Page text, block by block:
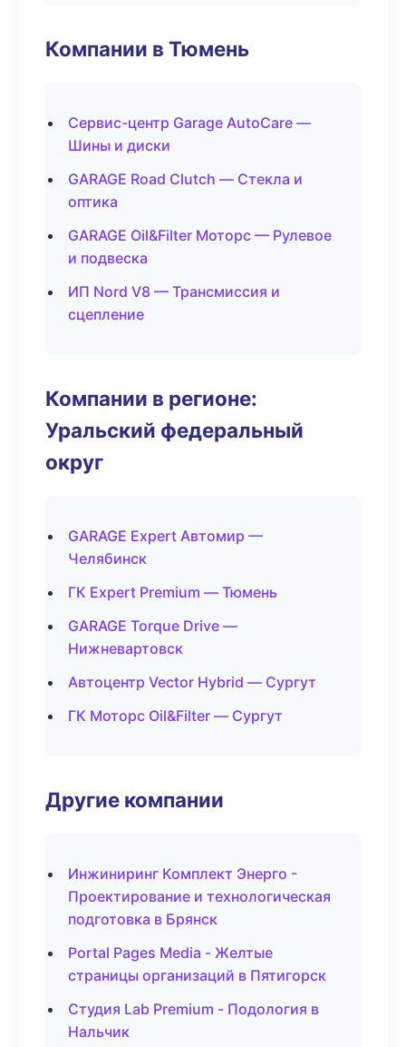
Компании в Тюмень
Сервис-центр Garage AutoCare —
Шины и диски
GARAGE Road Clutch — Стекла и
оптика
GARAGE Oil&Filter Моторс — Рулевое
и подвеска
ИП Nord V8 — Трансмиссия и
сцепление
Компании в регионе:
Уральский федеральный
округ
GARAGE Expert Автомир —
Челябинск
ГК Expert Premium — Тюмень
GARAGE Torque Drive —
Нижневартовск
Автоцентр Vector Hybrid — Сургут
ГК Моторс Oil&Filter — Сургут
Другие компании
Инжиниринг Комплект Энерго -
Проектирование и технологическая
подготовка в Брянск
Portal Pages Media - Желтые
страницы организаций в Пятигорск
Студия Lab Premium - Подология в
Нальчик